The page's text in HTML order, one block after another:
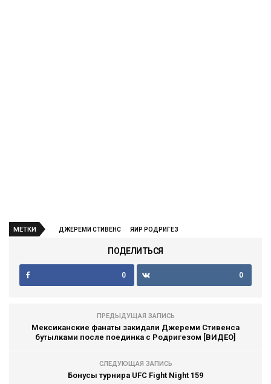
МЕТКИ ДЖЕРЕМИ СТИВЕНС ЯИР РОДРИГЕЗ
ПОДЕЛИТЬСЯ
0 0
ПРЕДЫДУЩАЯ ЗАПИСЬ
Мексиканские фанаты закидали Джереми Стивенса
бутылками после поединка с Родригезом [ВИДЕО]
СЛЕДУЮЩАЯ ЗАПИСЬ
Бонусы турнира UFC Fight Night 159